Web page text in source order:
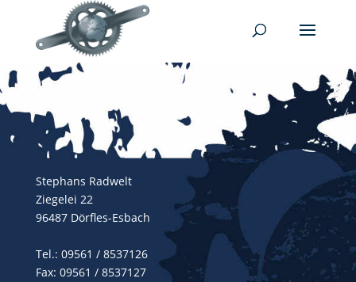
Stephans Radwelt
Ziegelei 22
96487 Dörfles-Esbach
Tel.: 09561 / 8537126
Fax: 09561 / 8537127